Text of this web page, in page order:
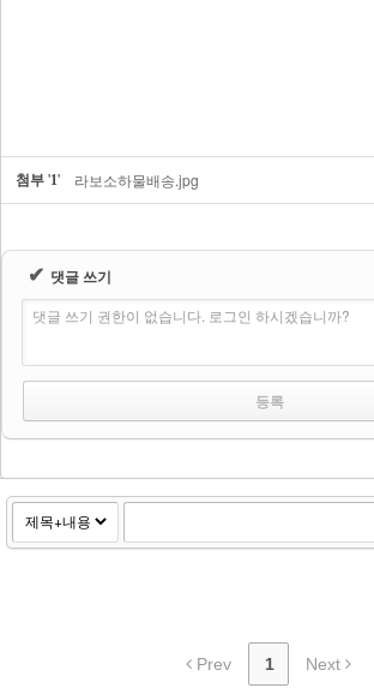
첨부'1' 라보소하물배송.jpg
✔ 댓글 쓰기
댓글 쓰기 권한이 없습니다. 로그인 하시겠습니까?
Prev 1 Next